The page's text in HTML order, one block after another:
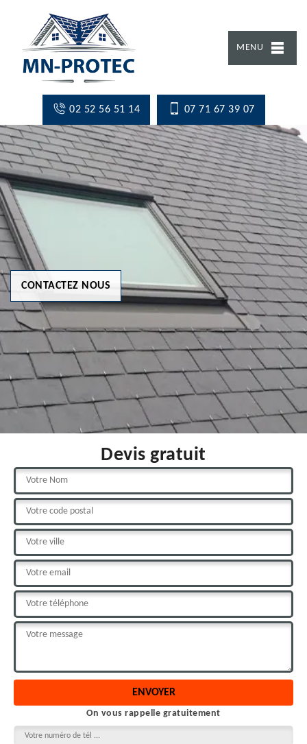
MENU
02 52 56 51 14 07 71 67 39 07
CONTACTEZ NOUS
Devis gratuit
On vous rappelle gratuitement